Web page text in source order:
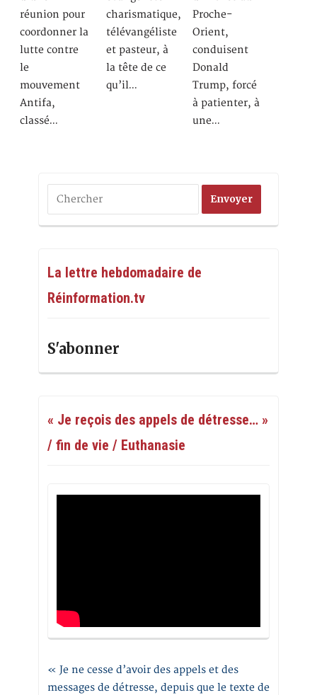
réunion pour
coordonner la
lutte contre
le
mouvement
Antifa,
classé…
charismatique,
télévangéliste
et pasteur, à
la tête de ce
qu’il…
Proche-
Orient,
conduisent
Donald
Trump, forcé
à patienter, à
une…
La lettre hebdomadaire de
Réinformation.tv
S'abonner
« Je reçois des appels de détresse… »
/ fin de vie / Euthanasie
« Je ne cesse d’avoir des appels et des
messages de détresse, depuis que le texte de